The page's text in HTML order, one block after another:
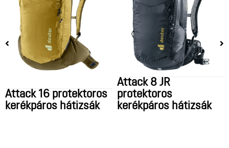
Attack 16 protektoros
kerékpáros hátizsák
Attack 8 JR
protektoros
kerékpáros hátizsák